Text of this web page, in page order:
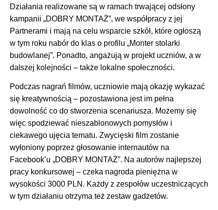
Działania realizowane są w ramach trwającej odsłony
kampanii „DOBRY MONTAŻ”, we współpracy z jej
Partnerami i mają na celu wsparcie szkół, które ogłoszą
w tym roku nabór do klas o profilu „Monter stolarki
budowlanej”. Ponadto, angażują w projekt uczniów, a w
dalszej kolejności – także lokalne społeczności.
Podczas nagrań filmów, uczniowie mają okazję wykazać
się kreatywnością – pozostawiona jest im pełna
dowolność co do stworzenia scenariusza. Możemy się
więc spodziewać nieszablonowych pomysłów i
ciekawego ujęcia tematu. Zwycięski film zostanie
wyłoniony poprzez głosowanie internautów na
Facebook’u „DOBRY MONTAŻ”. Na autorów najlepszej
pracy konkursowej – czeka nagroda pieniężna w
wysokości 3000 PLN. Każdy z zespołów uczestniczących
w tym działaniu otrzyma też zestaw gadżetów.